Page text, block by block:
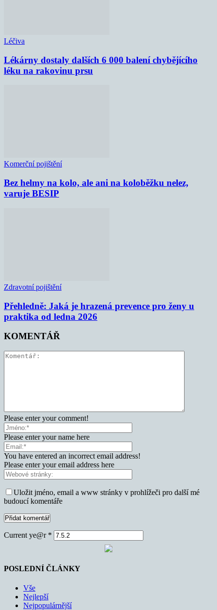
Léčiva
Lékárny dostaly dalších 6 000 balení chybějícího
léku na rakovinu prsu
Komerční pojištění
Bez helmy na kolo, ale ani na koloběžku nelez,
varuje BESIP
Zdravotní pojištění
Přehledně: Jaká je hrazená prevence pro ženy u
praktika od ledna 2026
KOMENTÁŘ
Please enter your comment!
Please enter your name here
You have entered an incorrect email address!
Please enter your email address here
Uložit jméno, email a www stránky v prohlížeči pro další mé
budoucí komentáře
Current ye@r *
POSLEDNÍ ČLÁNKY
Vše
Nejlepší
Nejpopulárnější